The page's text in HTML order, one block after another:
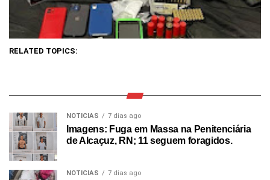
RELATED TOPICS:
NOTICIAS 7 dias ago
Imagens: Fuga em Massa na Penitenciária
de Alcaçuz, RN; 11 seguem foragidos.
NOTICIAS 7 dias ago